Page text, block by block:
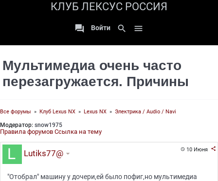
КЛУБ ЛЕКСУС РОССИЯ
 Войти search 
Мультимедиа очень часто
перезагружается. Причины
Все форумы » Клуб Lexus NX » Lexus NX » Электрика / Audio / Navi
Модератор: snow1975
Правила форумов Ссылка на тему
10 Июня 
Lutiks77@
"Отобрал" машину у дочери,ей было пофиг,но мультимедиа